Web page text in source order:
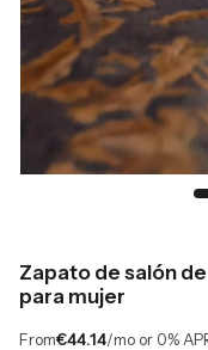
Zapato de salón
para mujer
From€44.14/mo or 0%